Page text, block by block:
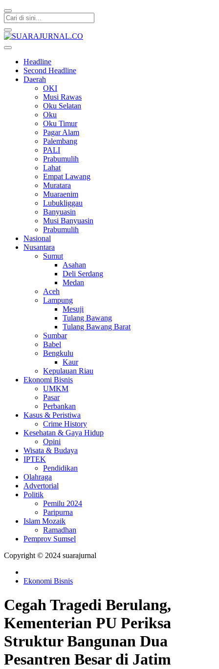
Headline
Second Headline
Daerah
OKI
Musi Rawas
Oku Selatan
Oku
Oku Timur
Pagar Alam
Palembang
PALI
Prabumulih
Lahat
Empat Lawang
Muratara
Muaraenim
Lubukliggau
Banyuasin
Musi Banyuasin
Prabumulih
Nasional
Nusantara
Sumut
Asahan
Deli Serdang
Medan
Aceh
Lampung
Mesuji
Tulang Bawang
Tulang Bawang Barat
Sumbar
Babel
Bengkulu
Kaur
Kepulauan Riau
Ekonomi Bisnis
UMKM
Pasar
Perbankan
Kasus & Peristiwa
Crime History
Kesehatan & Gaya Hidup
Opini
Wisata & Budaya
IPTEK
Pendidikan
Olahraga
Advertorial
Politik
Pemilu 2024
Paripurna
Islam Mozaik
Ramadhan
Pemprov Sumsel
Copyright © 2024 suarajurnal
Ekonomi Bisnis
Cegah Tragedi Berulang,
Kementerian PU Periksa
Struktur Bangunan Dua
Pesantren Besar di Jatim